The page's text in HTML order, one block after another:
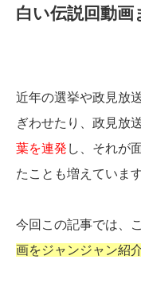
白い伝説回動画
近年の選挙や政見放
ぎわせたり、政見放
葉を連発 し、それが
たことも増えています
今回この記事では、
画をジャンジャン紹